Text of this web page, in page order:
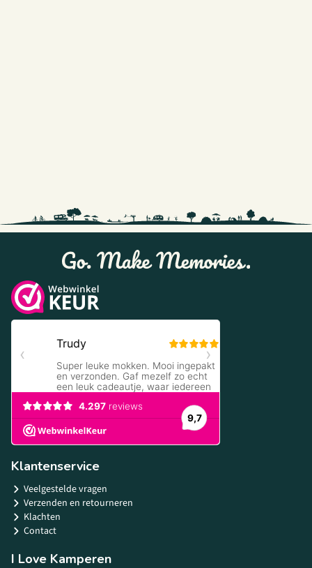
Klantenservice
Veelgestelde vragen
Verzenden en retourneren
Klachten
Contact
I Love Kamperen